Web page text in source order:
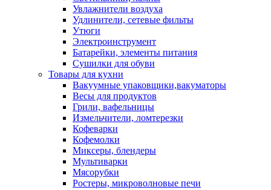
Увлажнители воздуха
Удлинители, сетевые фильты
Утюги
Электроинструмент
Батарейки, элементы питания
Сушилки для обуви
Товары для кухни
Вакуумные упаковщики,вакуматоры
Весы для продуктов
Грили, вафельницы
Измельчители, ломтерезки
Кофеварки
Кофемолки
Миксеры, блендеры
Мультиварки
Мясорубки
Ростеры, микроволновые печи